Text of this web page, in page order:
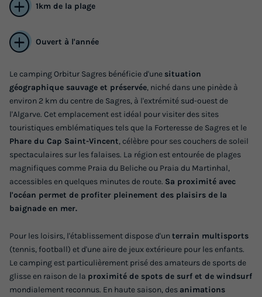
MOBILHOME 5 personnes - Mobil Camp
Hawai
Annulation gratuite
Surface
14m²
Adultes
5 2
Voir le plan 2D Réfrigérateur
MOBILHOME 5 personnes - Mobil Camp Hawai
du04/12/2026au
Meilleur prix pour 7 nuits
413 €
Voir les logements
1km de la plage
Ouvert à l'année
Le camping Orbitur Sagres bénéficie d'une situation
géographique sauvage et préservée, niché dans une pinède à
environ 2 km du centre de Sagres, à l'extrémité sud-ouest de
l'Algarve. Cet emplacement est idéal pour visiter des sites
touristiques emblématiques tels que la Forteresse de Sagres et le
Phare du Cap Saint-Vincent, célèbre pour ses couchers de soleil
spectaculaires sur les falaises. La région est entourée de plages
magnifiques comme Praia du Beliche ou Praia du Martinhal,
accessibles en quelques minutes de route. Sa proximité avec
l'océan permet de profiter pleinement des plaisirs de la
baignade en mer.
Pour les loisirs, l'établissement dispose d'unterrain multisports
(tennis, football) et d'une aire de jeux extérieure pour les enfants.
Le camping est particulièrement prisé des amateurs de sports de
glisse en raison de la proximité de spots de surf et de windsurf
mondialement reconnus. En haute saison, des animations